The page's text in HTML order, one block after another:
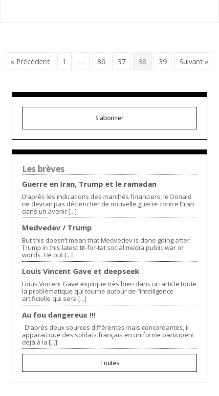
« Précédent 1 … 36 37 38 39 Suivant »
S'abonner
Les brèves
Guerre en Iran, Trump et le ramadan
D’après les indications des marchés financiers, le Donald
ne devrait pas déclencher de nouvelle guerre contre l’Iran
dans un avenir [...]
Medvedev / Trump
But this doesn’t mean that Medvedev is done going after
Trump in this latest tit-for-tat social media public war or
words. He put [...]
Louis Vincent Gave et deepseek
Louis Vincent Gave explique très bien dans un article toute
la problématique qui tourne autour de l’intelligence
artificielle qui sera [...]
Au fou dangereux !!!
D’après deux sources différentes mais concordantes, il
apparait que des soldats français en uniforme participent
déjà à la [...]
Toutes